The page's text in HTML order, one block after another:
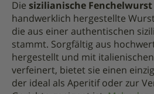
Die sizilianische Fenchelwurst
handwerklich hergestellte
die aus einer authentischen
stammt. Sorgfältig aus
hergestellt und mit
verfeinert, bietet sie einen
der ideal als Aperitif oder zur